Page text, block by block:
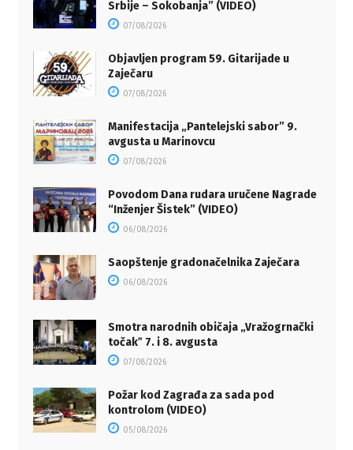
Srbije – Sokobanja” (VIDEO)
07/08/2026
Objavljen program 59. Gitarijade u
Zaječaru
07/08/2026
Manifestacija „Pantelejski sabor” 9.
avgusta u Marinovcu
07/08/2026
Povodom Dana rudara uručene Nagrade
“Inženjer Šistek” (VIDEO)
06/08/2026
Saopštenje gradonačelnika Zaječara
06/08/2026
Smotra narodnih običaja „Vražogrnački
točakˮ 7. i 8. avgusta
07/08/2026
Požar kod Zagrađa za sada pod
kontrolom (VIDEO)
05/08/2026